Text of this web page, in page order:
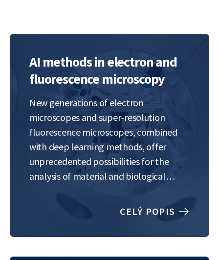
AI methods in electron and
fluorescence microscopy
New generations of electron
microscopes and super-resolution
fluorescence microscopes, combined
with deep learning methods, offer
unprecedented possibilities for the
analysis of material and biological
students will learn about
deconvolution and super-resolution,
CELÝ POPIS